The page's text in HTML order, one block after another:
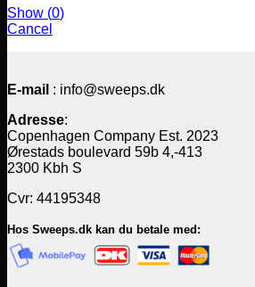
Show (0)
Cancel
E-mail : info@sweeps.dk
Adresse:
Copenhagen Company Est. 2023
Ørestads boulevard 59b 4,-413
2300 Kbh S
Cvr: 44195348
Hos Sweeps.dk kan du betale med: